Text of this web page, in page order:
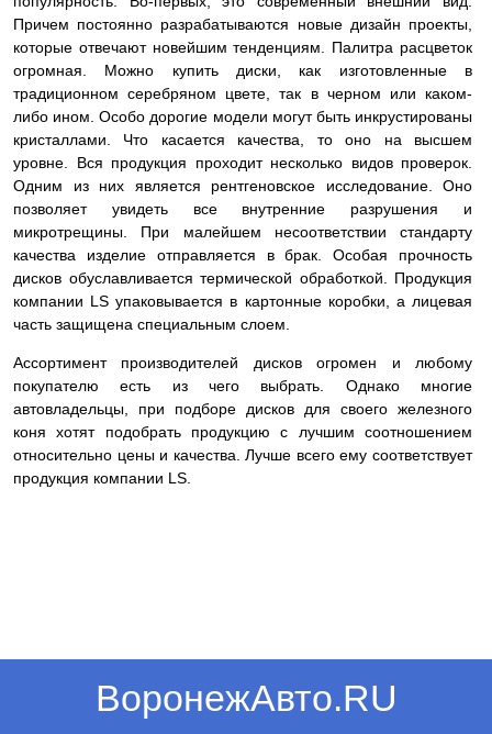
Причем постоянно разрабатываются новые дизайн проекты,
которые отвечают новейшим тенденциям. Палитра расцветок
огромная. Можно купить диски, как изготовленные в
традиционном серебряном цвете, так в черном или каком-
либо ином. Особо дорогие модели могут быть инкрустированы
кристаллами. Что касается качества, то оно на высшем
уровне. Вся продукция проходит несколько видов проверок.
Одним из них является рентгеновское исследование. Оно
позволяет увидеть все внутренние разрушения и
микротрещины. При малейшем несоответствии стандарту
качества изделие отправляется в брак. Особая прочность
дисков обуславливается термической обработкой. Продукция
компании LS упаковывается в картонные коробки, а лицевая
часть защищена специальным слоем.
Ассортимент производителей дисков огромен и любому
покупателю есть из чего выбрать. Однако многие
автовладельцы, при подборе дисков для своего железного
коня хотят подобрать продукцию с лучшим соотношением
относительно цены и качества. Лучше всего ему соответствует
продукция компании LS.
ВоронежАвто.RU